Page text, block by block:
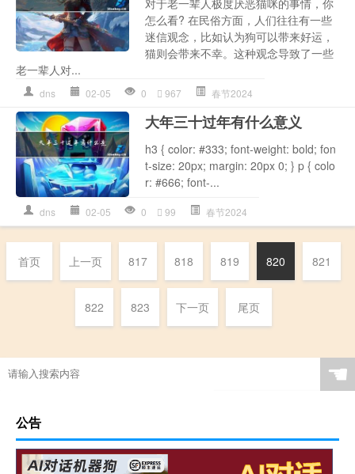
对于老一辈人极度厌恶猫咪的事情，你
怎么看? 在民俗方面，人们往往有一些
迷信观念，比如认为狗可以带来好运，
猫则会带来不幸。这种观念导致了一些
老一辈人对...
dns 02-05 0 967 春节2024
大年三十过年有什么意义
h3 { color: #333; font-weight: bold; fon
t-size: 20px; margin: 20px 0; } p { colo
r: #666; font-...
dns 02-05 0 99 春节2024
首页 上一页 817 818 819 820 821
822 823 下一页 尾页
☚
公告